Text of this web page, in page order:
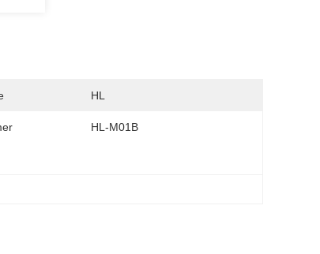
HL
HL-M01B